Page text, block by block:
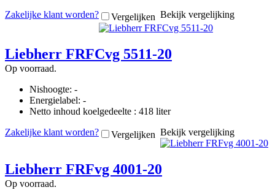
Zakelijke klant worden?
Vergelijken Bekijk vergelijking
Liebherr FRFCvg 5511-20
Op voorraad.
Nishoogte: -
Energielabel: -
Netto inhoud koelgedeelte : 418 liter
Zakelijke klant worden?
Vergelijken Bekijk vergelijking
Liebherr FRFvg 4001-20
Op voorraad.